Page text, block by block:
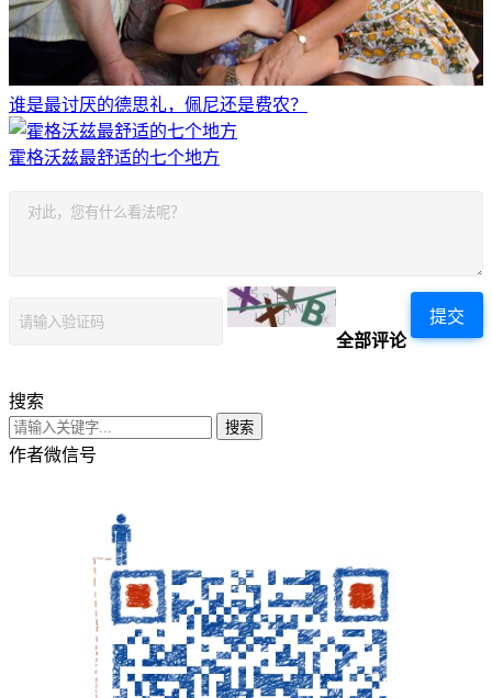
谁是最讨厌的德思礼，佩尼还是费农？
霍格沃兹最舒适的七个地方
提交
全部评论
搜索
搜索
作者微信号